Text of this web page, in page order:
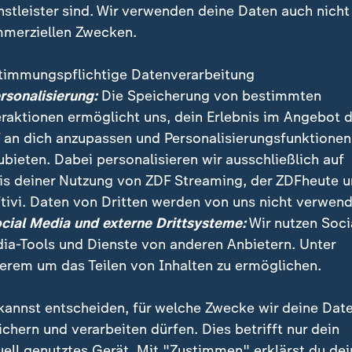
Ex-Handelsminister und Ex-britischer Botschafter
Verbindungen zum Sexualstraftäter Epstein
sind. Wir verwenden deine Daten auch nicht
Zwecken.
Datenverarbeitung
Die Speicherung von bestimmten
ermöglicht uns, dein Erlebnis im Angebot
an dich anzupassen und Personalisierungsfunktionen
Dabei personalisieren wir ausschließlich auf
deiner Nutzung von ZDF Streaming, der ZDFheute
Daten von Dritten werden von uns nicht
Media und externe Drittsysteme:Wir nutzen
Tools und Dienste von anderen Anbietern. Unter
um das Teilen von Inhalten zu ermöglichen.
entscheiden, für welche Zwecke wir deine
und verarbeiten dürfen. Dies betrifft nur dein